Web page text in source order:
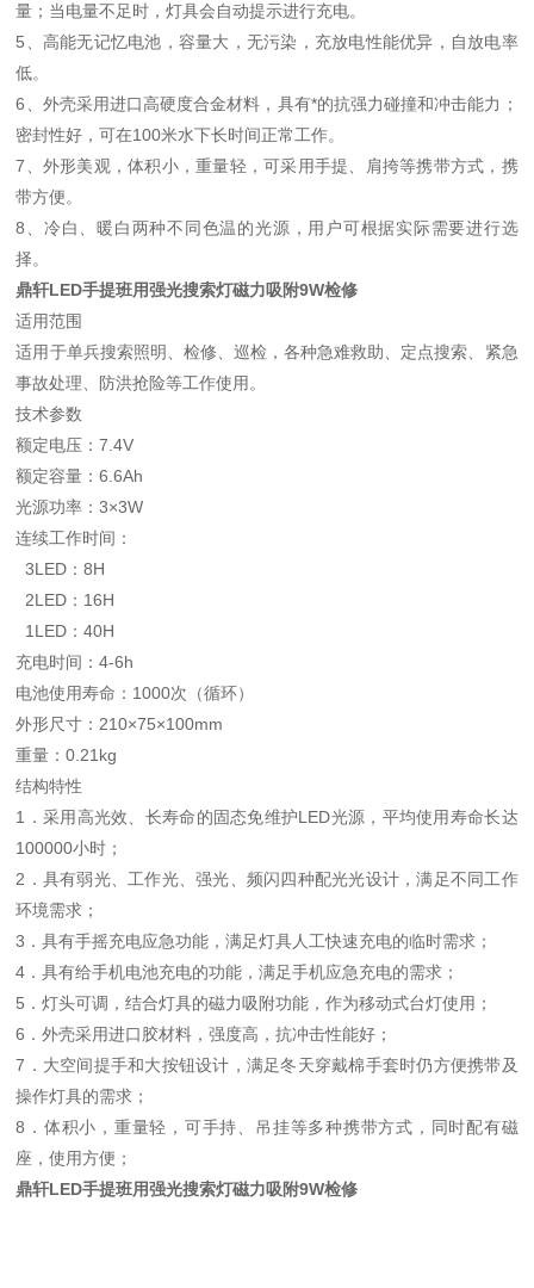
量；当电量不足时，灯具会自动提示进行充电。
5、高能无记忆电池，容量大，无污染，充放电性能优异，自放电率
低。
6、外壳采用进口高硬度合金材料，具有*的抗强力碰撞和冲击能力；
密封性好，可在100米水下长时间正常工作。
7、外形美观，体积小，重量轻，可采用手提、肩挎等携带方式，携
带方便。
8、冷白、暖白两种不同色温的光源，用户可根据实际需要进行选
择。
鼎轩LED手提班用强光搜索灯磁力吸附9W检修
适用范围
适用于单兵搜索照明、检修、巡检，各种急难救助、定点搜索、紧急
事故处理、防洪抢险等工作使用。
技术参数
额定电压：7.4V
额定容量：6.6Ah
光源功率：3×3W
连续工作时间：
3LED：8H
2LED：16H
1LED：40H
充电时间：4-6h
电池使用寿命：1000次（循环）
外形尺寸：210×75×100mm
重量：0.21kg
结构特性
1．采用高光效、长寿命的固态免维护LED光源，平均使用寿命长达
100000小时；
2．具有弱光、工作光、强光、频闪四种配光光设计，满足不同工作
环境需求；
3．具有手摇充电应急功能，满足灯具人工快速充电的临时需求；
4．具有给手机电池充电的功能，满足手机应急充电的需求；
5．灯头可调，结合灯具的磁力吸附功能，作为移动式台灯使用；
6．外壳采用进口胶材料，强度高，抗冲击性能好；
7．大空间提手和大按钮设计，满足冬天穿戴棉手套时仍方便携带及
操作灯具的需求；
8．体积小，重量轻，可手持、吊挂等多种携带方式，同时配有磁
座，使用方便；
鼎轩LED手提班用强光搜索灯磁力吸附9W检修